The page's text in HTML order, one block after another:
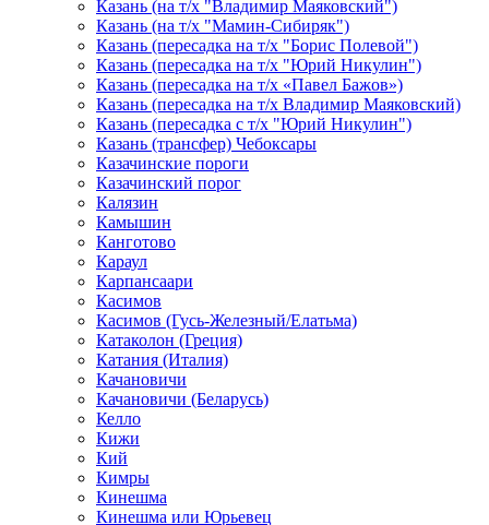
Казань (на т/х "Владимир Маяковский")
Казань (на т/х "Мамин-Сибиряк")
Казань (пересадка на т/х "Борис Полевой")
Казань (пересадка на т/х "Юрий Никулин")
Казань (пересадка на т/х «Павел Бажов»)
Казань (пересадка на т/х Владимир Маяковский)
Казань (пересадка с т/х "Юрий Никулин")
Казань (трансфер) Чебоксары
Казачинские пороги
Казачинский порог
Калязин
Камышин
Канготово
Караул
Карпансаари
Касимов
Касимов (Гусь-Железный/Елатьма)
Катаколон (Греция)
Катания (Италия)
Качановичи
Качановичи (Беларусь)
Келло
Кижи
Кий
Кимры
Кинешма
Кинешма или Юрьевец